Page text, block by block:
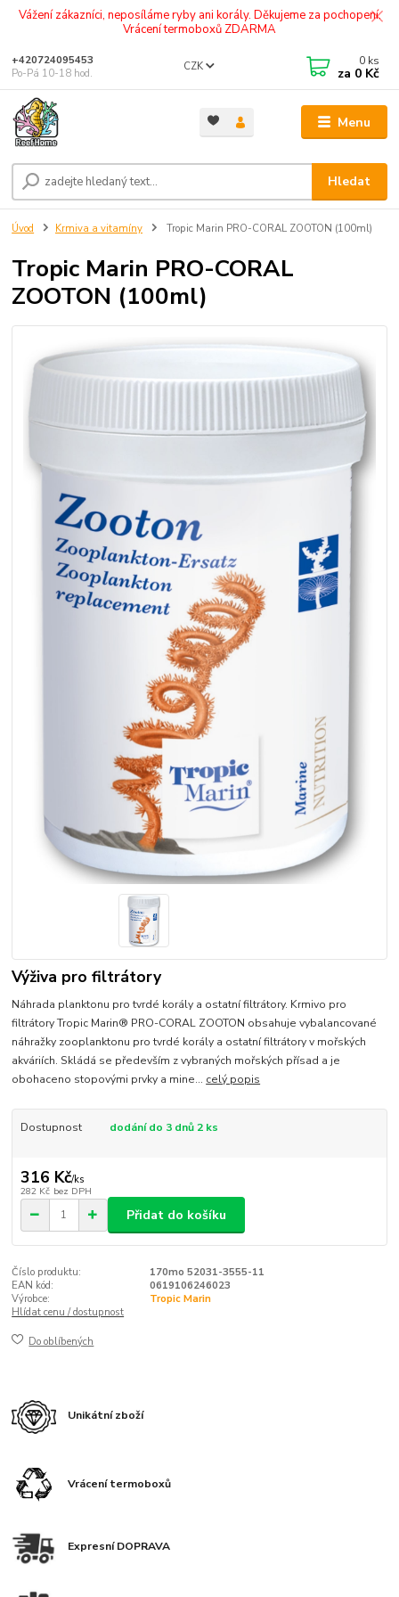
Vážení zákazníci, neposíláme ryby ani korály. Děkujeme za pochopení.
Vrácení termoboxů ZDARMA
Menu
CZK
Hledat
+420724095453
Po-Pá 10-18 hod.
0 ks
za 0 Kč
Úvod Krmiva a vitamíny Tropic Marin PRO-CORAL ZOOTON (100ml)
Tropic Marin PRO-CORAL
ZOOTON (100ml)
Výživa pro filtrátory
Náhrada planktonu pro tvrdé korály a ostatní filtrátory. Krmivo pro
filtrátory Tropic Marin® PRO-CORAL ZOOTON obsahuje vybalancované
náhražky zooplanktonu pro tvrdé korály a ostatní filtrátory v mořských
akváriích. Skládá se především z vybraných mořských přísad a je
obohaceno stopovými prvky a mine... celý popis
Dostupnost dodání do 3 dnů 2 ks
316 Kč/ks
282 Kč bez DPH
Přidat do košíku
Číslo produktu:
170mo 52031-3555-11
EAN kód:
0619106246023
Výrobce:
Tropic Marin
Hlídat cenu / dostupnost
Do oblíbených
Unikátní zboží
Vrácení termoboxů
Expresní DOPRAVA